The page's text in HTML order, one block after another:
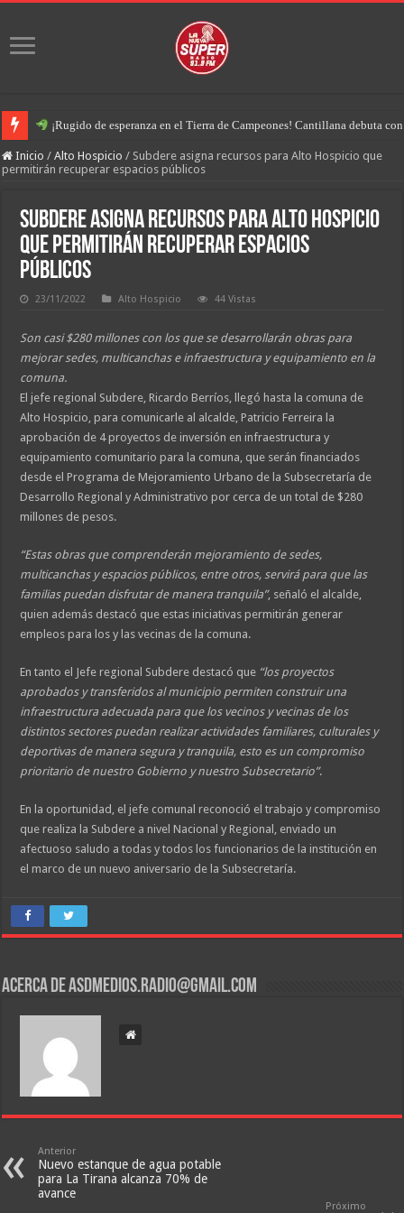
¡Rugido de esperanza en el Tierra de Campeones! Cantillana debuta
Inicio / Alto Hospicio / Subdere asigna recursos para Alto Hospicio que
permitirán recuperar espacios públicos
Subdere asigna recursos para Alto Hospicio
que permitirán recuperar espacios
públicos
23/11/2022 Alto Hospicio 44 Vistas
Son casi $280 millones con los que se desarrollarán obras para
mejorar sedes, multicanchas e infraestructura y equipamiento en la
comuna.
El jefe regional Subdere, Ricardo Berríos, llegó hasta la comuna de
Alto Hospicio, para comunicarle al alcalde, Patricio Ferreira la
aprobación de 4 proyectos de inversión en infraestructura y
equipamiento comunitario para la comuna, que serán financiados
desde el Programa de Mejoramiento Urbano de la Subsecretaría de
Desarrollo Regional y Administrativo por cerca de un total de $280
millones de pesos.
“Estas obras que comprenderán mejoramiento de sedes,
multicanchas y espacios públicos, entre otros, servirá para que las
familias puedan disfrutar de manera tranquila”, señaló el alcalde,
quien además destacó que estas iniciativas permitirán generar
empleos para los y las vecinas de la comuna.
En tanto el Jefe regional Subdere destacó que “los proyectos
aprobados y transferidos al municipio permiten construir una
infraestructura adecuada para que los vecinos y vecinas de los
distintos sectores puedan realizar actividades familiares, culturales y
deportivas de manera segura y tranquila, esto es un compromiso
prioritario de nuestro Gobierno y nuestro Subsecretario”.
En la oportunidad, el jefe comunal reconoció el trabajo y compromiso
que realiza la Subdere a nivel Nacional y Regional, enviado un
afectuoso saludo a todas y todos los funcionarios de la institución en
el marco de un nuevo aniversario de la Subsecretaría.
Acerca de asdmedios.radio@gmail.com
Anterior
Nuevo estanque de agua potable
para La Tirana alcanza 70% de
avance
Próximo